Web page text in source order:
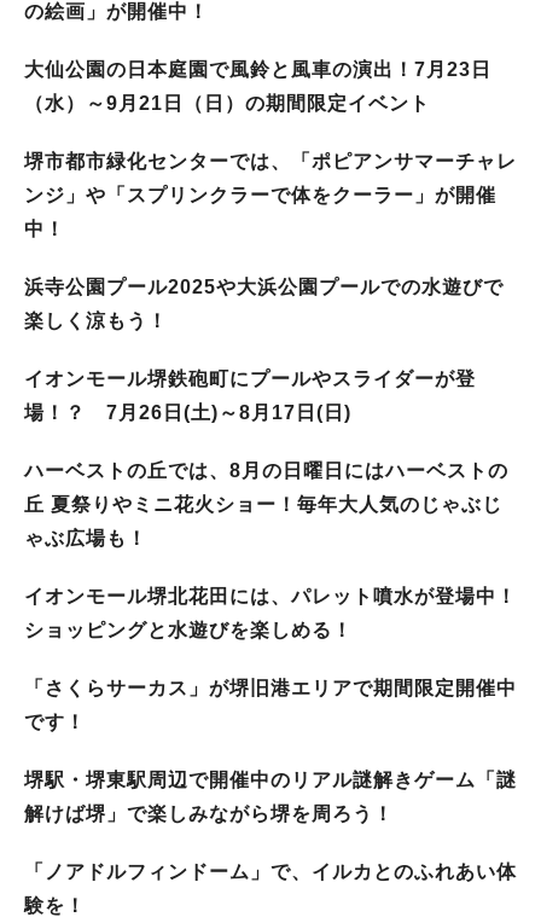
の絵画」が開催中！
大仙公園の日本庭園で風鈴と風車の演出！7月23日
（水）～9月21日（日）の期間限定イベント
堺市都市緑化センターでは、「ポピアンサマーチャレ
ンジ」や「スプリンクラーで体をクーラー」が開催
中！
浜寺公園プール2025や大浜公園プールでの水遊びで
楽しく涼もう！
イオンモール堺鉄砲町にプールやスライダーが登
場！？ 7月26日(土)～8月17日(日)
ハーベストの丘では、8月の日曜日にはハーベストの
丘 夏祭りやミニ花火ショー！毎年大人気のじゃぶじ
ゃぶ広場も！
イオンモール堺北花田には、パレット噴水が登場中！
ショッピングと水遊びを楽しめる！
「さくらサーカス」が堺旧港エリアで期間限定開催中
です！
堺駅・堺東駅周辺で開催中のリアル謎解きゲーム「謎
解けば堺」で楽しみながら堺を周ろう！
「ノアドルフィンドーム」で、イルカとのふれあい体
験を！